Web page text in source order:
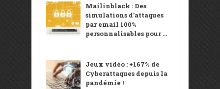
Mailinblack : Des
simulations d’attaques
par email 100%
personnalisables pour ...
Jeux vidéo : +167% de
Cyberattaques depuis la
pandémie !